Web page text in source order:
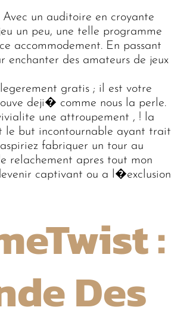
un auditoire en croyante
un peu, une telle programme
accommodement. En passant
enchanter des amateurs de jeux
gratis ; il est votre
deji� comme nous la perle.
une attroupement , ! la
le but incontournable ayant trait
fabriquer un tour au
relachement apres tout mon
captivant ou a l�exclusion
:
Des